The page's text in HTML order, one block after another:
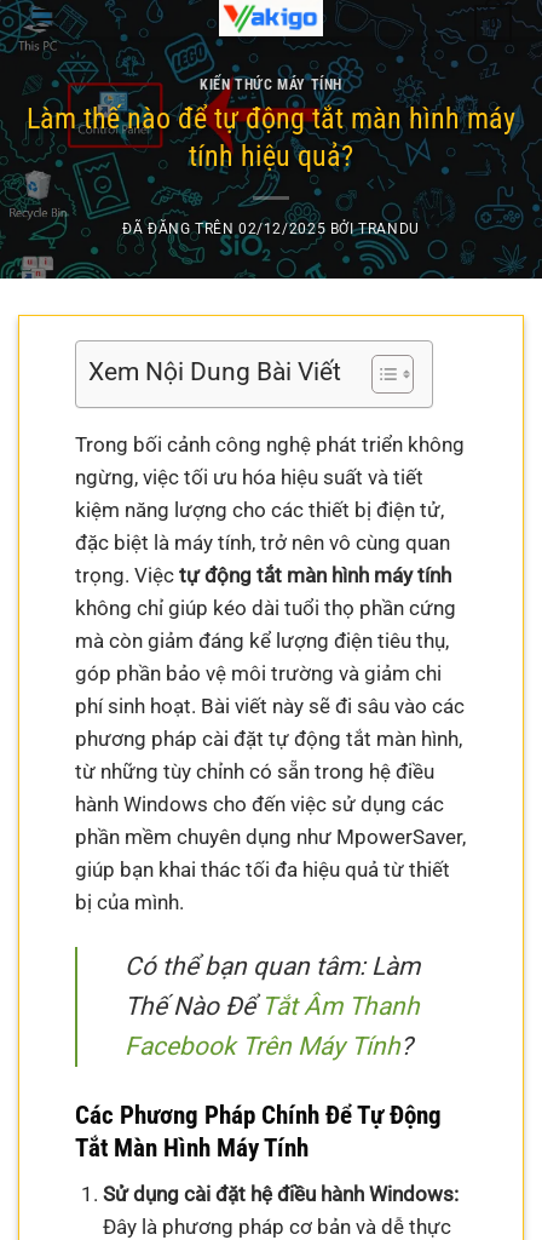
Chuyển
đến
nội
dung
0
KIẾN THỨC MÁY TÍNH
Làm thế nào để tự động tắt màn hình máy
tính hiệu quả?
ĐÃ ĐĂNG TRÊN02/12/2025 BỞITRANDU
Xem Nội Dung Bài Viết
Trong bối cảnh công nghệ phát triển không
ngừng, việc tối ưu hóa hiệu suất và tiết
kiệm năng lượng cho các thiết bị điện tử,
đặc biệt là máy tính, trở nên vô cùng quan
trọng. Việctự động tắt màn hình máy tính
không chỉ giúp kéo dài tuổi thọ phần cứng
mà còn giảm đáng kể lượng điện tiêu thụ,
góp phần bảo vệ môi trường và giảm chi
phí sinh hoạt. Bài viết này sẽ đi sâu vào các
phương pháp cài đặt tự động tắt màn hình,
từ những tùy chỉnh có sẵn trong hệ điều
hành Windows cho đến việc sử dụng các
phần mềm chuyên dụng như MpowerSaver,
giúp bạn khai thác tối đa hiệu quả từ thiết
bị của mình.
Có thể bạn quan tâm: Làm
Thế Nào Để Tắt Âm Thanh
Facebook Trên Máy Tính?
Các Phương Pháp Chính Để Tự Động
Tắt Màn Hình Máy Tính
Sử dụng cài đặt hệ điều hành Windows:
Đây là phương pháp cơ bản và dễ thực